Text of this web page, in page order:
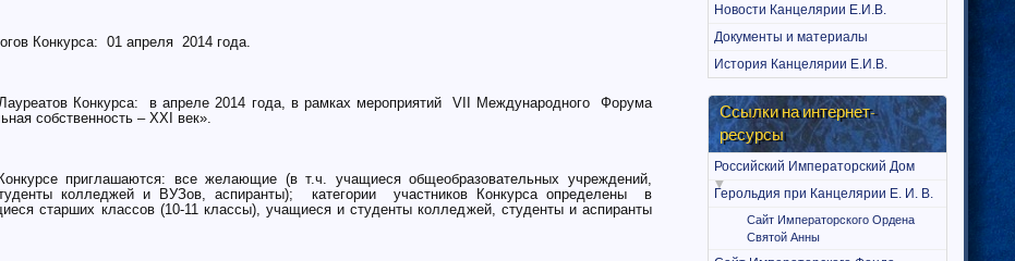
Конкурса: 01 апреля 2014 года.
Конкурса: в апреле 2014 года, в рамках мероприятий VII Международного Форума
собственность – XXI век».
приглашаются: все желающие (в т.ч. учащиеся общеобразовательных учреждений,
колледжей и ВУЗов, аспиранты); категории участников Конкурса определены в
старших классов (10-11 классы), учащиеся и студенты колледжей, студенты и аспиранты
Новости Канцелярии Е.И.В.
Документы и материалы
История Канцелярии Е.И.В.
Ссылки на интернет-
ресурсы
Российский Императорский Дом
Герольдия при Канцелярии Е. И. В.
Сайт Императорского Ордена
Святой Анны